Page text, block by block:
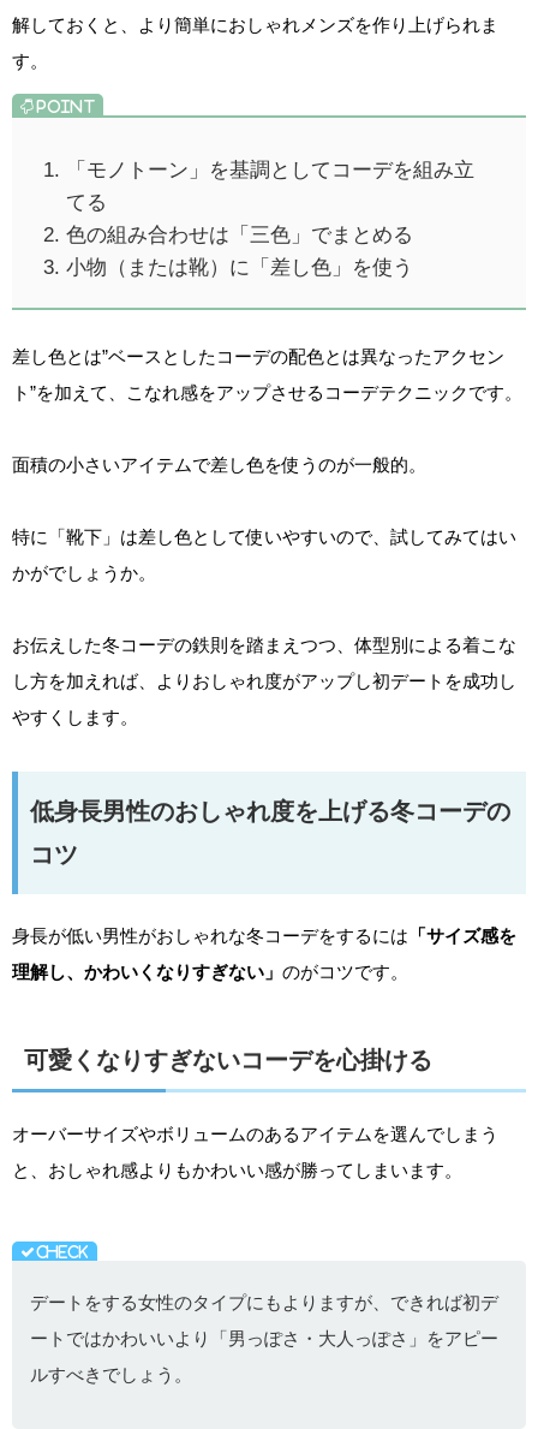
解しておくと、より簡単におしゃれメンズを作り上げられま
す。
「モノトーン」を基調としてコーデを組み立
てる
色の組み合わせは「三色」でまとめる
小物（または靴）に「差し色」を使う
差し色とは”ベースとしたコーデの配色とは異なったアクセン
ト”を加えて、こなれ感をアップさせるコーデテクニックです。
面積の小さいアイテムで差し色を使うのが一般的。
特に「靴下」は差し色として使いやすいので、試してみてはい
かがでしょうか。
お伝えした冬コーデの鉄則を踏まえつつ、体型別による着こな
し方を加えれば、よりおしゃれ度がアップし初デートを成功し
やすくします。
低身長男性のおしゃれ度を上げる冬コーデの
コツ
身長が低い男性がおしゃれな冬コーデをするには 「サイズ感を
理解し、かわいくなりすぎない」 のがコツです。
可愛くなりすぎないコーデを心掛ける
オーバーサイズやボリュームのあるアイテムを選んでしまう
と、おしゃれ感よりもかわいい感が勝ってしまいます。
デートをする女性のタイプにもよりますが、できれば初デ
ートではかわいいより「男っぽさ・大人っぽさ」をアピー
ルすべきでしょう。